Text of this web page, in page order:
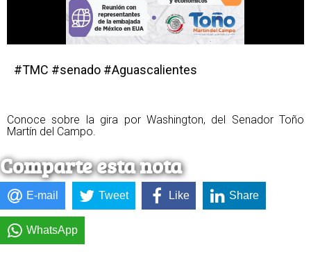
#TMC #senado #Aguascalientes
Conoce sobre la gira por Washington, del Senador Toño
Martín del Campo.
Comparte esta nota
E-mail Tweet Like Share
WhatsApp